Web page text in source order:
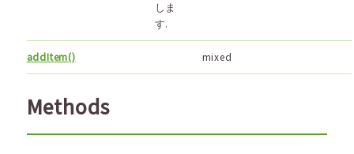
しま
す.
addItem() mixed
Methods